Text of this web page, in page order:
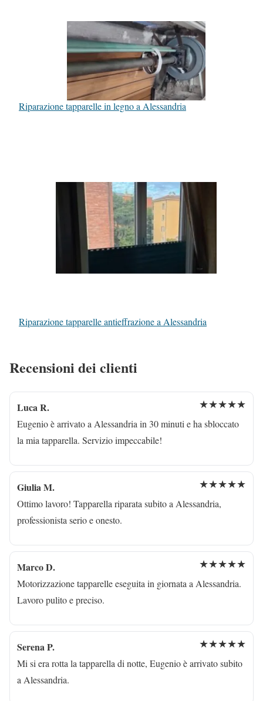
Riparazione tapparelle in legno a Alessandria
Riparazione tapparelle antieffrazione a Alessandria
Recensioni dei clienti
Luca R. ★★★★★
Eugenio è arrivato a Alessandria in 30 minuti e ha sbloccato
la mia tapparella. Servizio impeccabile!
Giulia M. ★★★★★
Ottimo lavoro! Tapparella riparata subito a Alessandria,
professionista serio e onesto.
Marco D. ★★★★★
Motorizzazione tapparelle eseguita in giornata a Alessandria.
Lavoro pulito e preciso.
Serena P. ★★★★★
Mi si era rotta la tapparella di notte, Eugenio è arrivato subito
a Alessandria.